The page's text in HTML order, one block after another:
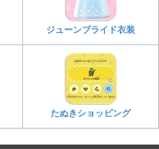
ジューンブライド衣装
たぬきショッピング